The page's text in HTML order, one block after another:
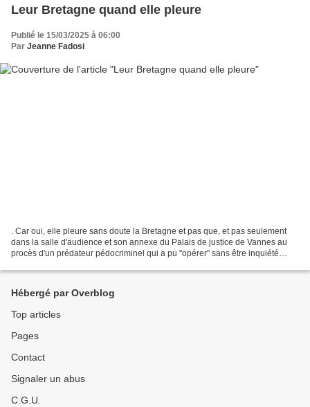
Leur Bretagne quand elle pleure
Publié le 15/03/2025 à 06:00
Par Jeanne Fadosi
. Car oui, elle pleure sans doute la Bretagne et pas que, et pas seulement
dans la salle d'audience et son annexe du Palais de justice de Vannes au
procès d'un prédateur pédocriminel qui a pu "opérer" sans être inquiété
Hébergé par Overblog
Top articles
Pages
Contact
Signaler un abus
C.G.U.